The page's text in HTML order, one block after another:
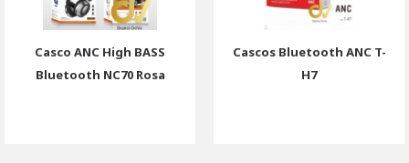
Casco ANC High BASS
Bluetooth NC70 Rosa
Cascos Bluetooth ANC T-
H7